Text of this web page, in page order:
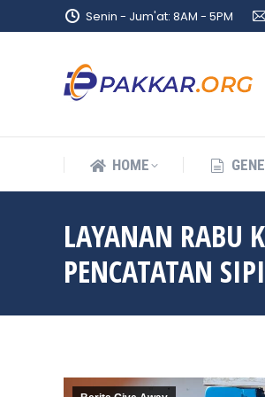
Senin - Jum'at: 8AM - 5PM
HOME
LAYANAN RABU
PENCATATAN
HOME